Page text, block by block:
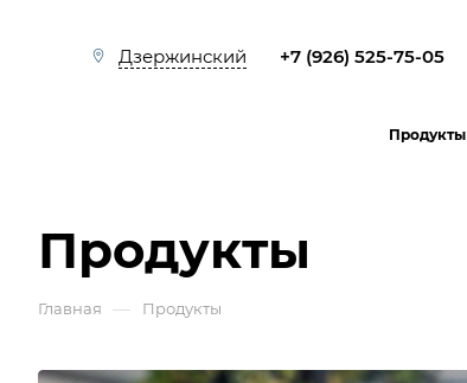
Дзержинский +7 (926) 525-75-05
Продукты
Продукты
Главная — Продукты